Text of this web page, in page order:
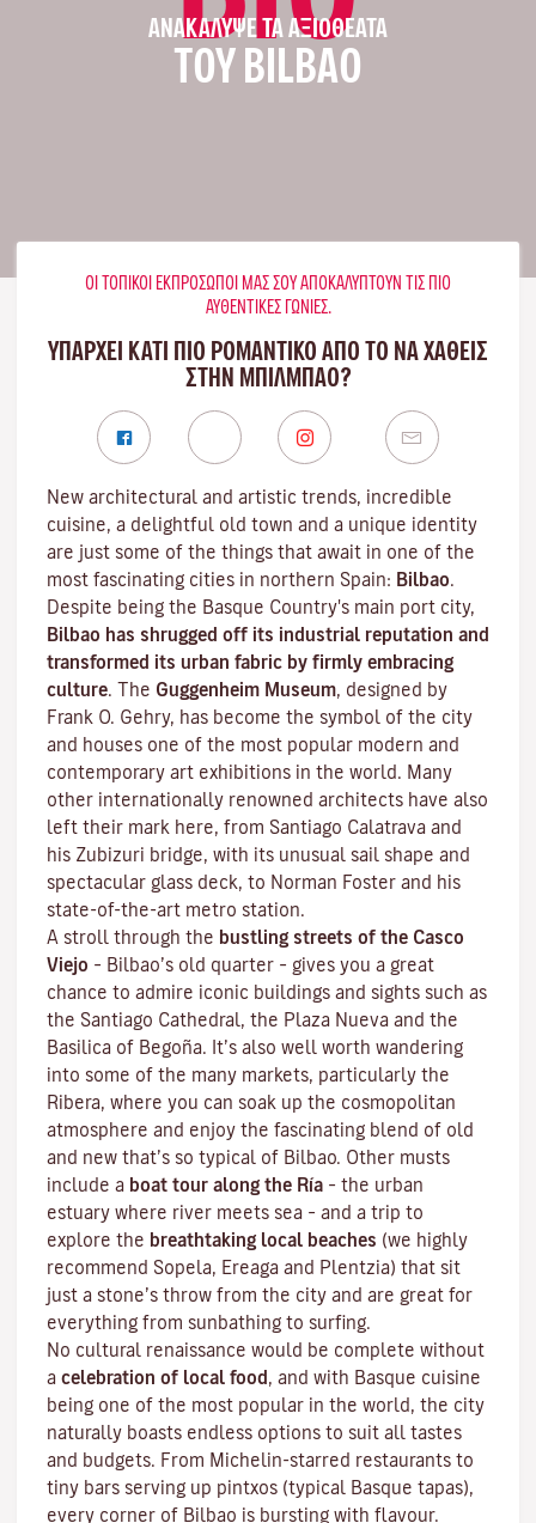
ΑΝΑΚΆΛΥΨΕ ΤΑ ΑΞΙΟΘΈΑΤΑ
ΤΟΥ BILBAO
ΟΙ ΤΟΠΙΚΟΊ ΕΚΠΡΌΣΩΠΟΊ ΜΑΣ ΣΟΥ ΑΠΟΚΑΛΎΠΤΟΥΝ ΤΙΣ ΠΙΟ
ΑΥΘΕΝΤΙΚΈΣ ΓΩΝΙΈΣ.
ΥΠΑΡΧΕΙ ΚΑΤΙ ΠΙΟ ΡΟΜΑΝΤΙΚΟ ΑΠΟ ΤΟ ΝΑ ΧΑΘΕΙΣ
ΣΤΗΝ ΜΠΙΛΜΠΆΟ?
New architectural and artistic trends, incredible
cuisine, a delightful old town and a unique identity
are just some of the things that await in one of the
most fascinating cities in northern Spain: Bilbao.
Despite being the Basque Country's main port city,
Bilbao has shrugged off its industrial reputation and
transformed its urban fabric by firmly embracing
culture. The Guggenheim Museum, designed by
Frank O. Gehry, has become the symbol of the city
and houses one of the most popular modern and
contemporary art exhibitions in the world. Many
other internationally renowned architects have also
left their mark here, from Santiago Calatrava and
his Zubizuri bridge, with its unusual sail shape and
spectacular glass deck, to Norman Foster and his
state-of-the-art metro station.
A stroll through the bustling streets of the Casco
Viejo – Bilbao’s old quarter – gives you a great
chance to admire iconic buildings and sights such as
the Santiago Cathedral, the Plaza Nueva and the
Basilica of Begoña. It’s also well worth wandering
into some of the many markets, particularly the
Ribera, where you can soak up the cosmopolitan
atmosphere and enjoy the fascinating blend of old
and new that’s so typical of Bilbao. Other musts
include a boat tour along the Ría – the urban
estuary where river meets sea – and a trip to
explore the breathtaking local beaches (we highly
recommend Sopela, Ereaga and Plentzia) that sit
just a stone’s throw from the city and are great for
everything from sunbathing to surfing.
No cultural renaissance would be complete without
a celebration of local food , and with Basque cuisine
being one of the most popular in the world, the city
naturally boasts endless options to suit all tastes
and budgets. From Michelin-starred restaurants to
tiny bars serving up pintxos (typical Basque tapas),
every corner of Bilbao is bursting with flavour.